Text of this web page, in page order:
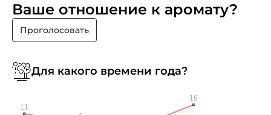
Ваше отношение к аромату?
Проголосовать
Для какого времени года?